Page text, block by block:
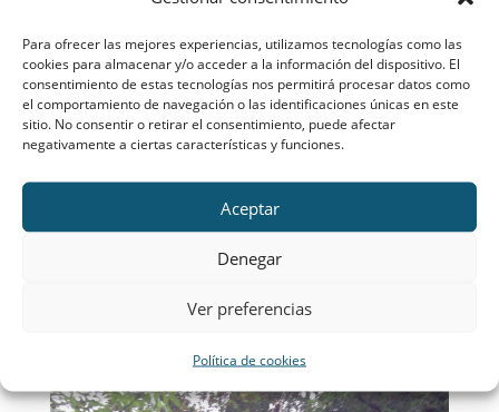
Para ofrecer las mejores experiencias, utilizamos tecnologías como las
cookies para almacenar y/o acceder a la información del dispositivo. El
consentimiento de estas tecnologías nos permitirá procesar datos como
el comportamiento de navegación o las identificaciones únicas en este
sitio. No consentir o retirar el consentimiento, puede afectar
negativamente a ciertas características y funciones.
Aceptar
Denegar
Ver preferencias
Política de cookies
Un ya experimentado acampado, Gonzalo,
colaboró en la organización de dicha actividad
respaldado de todo el equipo de jefes. Se hizo
una competición entre las patrullas de
mayores y las de pequeños, lo que incrementó
la rivalidad entre patrullas sanamente. Todos
querían ser Legolas o Robert de Locklesly,
aunque muy pocos lograron emularles. De los
pequeños ganó la Patrulla 4 (“Caballeros de
María”), y de los mayores la 8 (“Matamoros”), si
bien hay que añadir que Gonzalo es de la 8 y